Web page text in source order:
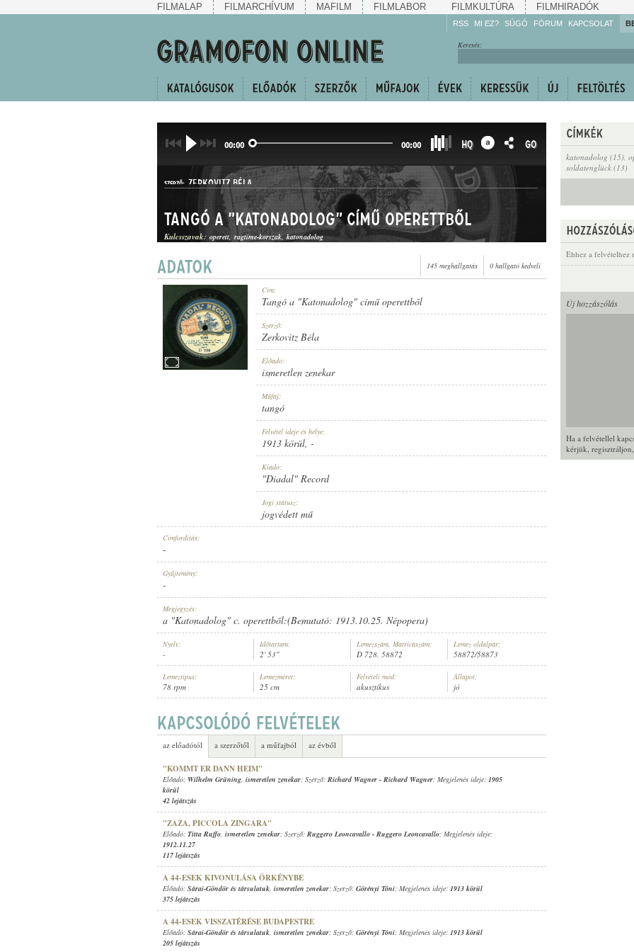
FILMALAP FILMARCHÍVUM MAFILM FILMLABOR FILMKULTÚRA FILMHIRADÓK
RSS MI EZ? SÚGÓ
Gyarapítsa!
FÓRUM KAPCSOLAT
Keresés:
katonadolog (15),
soldatenglück (13)
Ehhez a felvételhez
Új hozzászólás
Ha a felvétellel
kérjük, regisztráljon
00:00 00:00 HQ GO
ISMERETLEN ZENEKAR
SZERZŐ: ZERKOVITZ BÉLA
TANGÓ
LEMEZSZÁM:
Tangó a "Katonadolog" című operettből
Kulcsszavak: operett ragtime-korszak katonadolog
145 meghallgatás 0 hallgató kedveli
Cím:
Tangó a "Katonadolog" című operettből
Szerző:
Zerkovitz Béla
Előadó:
ismeretlen zenekar
Műfaj:
tangó
Felvétel ideje és helye:
1913 körül, -
Kiadó:
"Diadal" Record
Jogi státusz:
jogvédett mű
Címfordítás:
-
Gyűjtemény:
-
Megjegyzés:
a "Katonadolog" c. operettből:(Bemutató: 1913.10.25. Népopera)
Nyelv:
-
Időtartam:
2' 53"
Lemezszám, Matricaszám:
D 728, 58872
Lemez oldalpár:
58872/58873
Lemeztípus:
78 rpm
Lemezméret:
25 cm
Felvételi mód:
akusztikus
Állapot:
jó
az előadótól a szerzőtől a műfajból az évből
"KOMMT ER DANN HEIM"
Előadó: Wilhelm Grüning, ismeretlen zenekar; Szerző: Richard Wagner - Richard Wagner; Megjelenés ideje: 1905
körül
42 lejátszás
"ZAZA, PICCOLA ZINGARA"
Előadó: Titta Ruffo, ismeretlen zenekar; Szerző: Ruggero Leoncavallo - Ruggero Leoncavallo; Megjelenés ideje:
1912.11.27
117 lejátszás
A 44-ESEK KIVONULÁSA ÖRKÉNYBE
Előadó: Sárai-Göndör és társulatuk, ismeretlen zenekar; Szerző: Görényi Tóni; Megjelenés ideje: 1913 körül
375 lejátszás
A 44-ESEK VISSZATÉRÉSE BUDAPESTRE
Előadó: Sárai-Göndör és társulatuk, ismeretlen zenekar; Szerző: Görényi Tóni; Megjelenés ideje: 1913 körül
205 lejátszás